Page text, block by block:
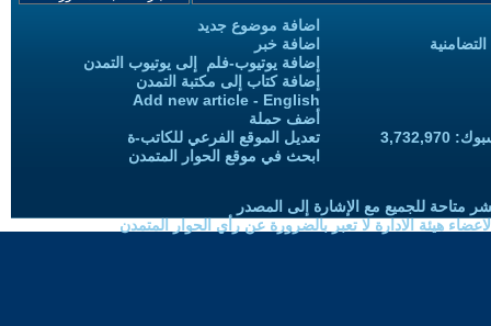
اضافة موضوع جديد
اضافة خبر
إضافة يوتيوب-فلم إلى يوتيوب التمدن
إضافة كتاب إلى مكتبة التمدن
Add new article - English
أضف حملة
تعديل الموقع الفرعي للكاتب-ة
ابحث في موقع الحوار المتمدن
متاحة للجميع مع الإشارة إلى المصدر
هيئة الادارة لا تعبر بالضرورة عن رأي الحوار المتمدن